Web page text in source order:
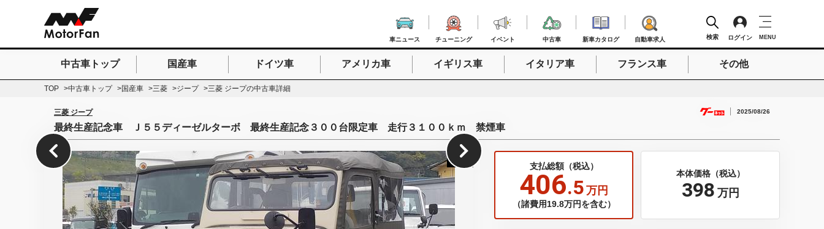
車ニュース チューニング イベント 中古車 新車カタログ 自動車求人 検索 ログイン MENU
検索したいキーワードを入力
中古車トップ 国産車 ドイツ車 アメリカ車 イギリス車 イタリア車 フランス車 その他
TOP 中古車トップ 国産車 三菱 ジープ 三菱 ジープの中古車詳細
三菱 ジープ 2025/08/26
最終生産記念車 Ｊ５５ディーゼルターボ 最終生産記念３００台限定車 走行３１００ｋｍ 禁煙車
27
支払総額（税込）
406.5 万円
（諸費用19.8万円を含む）
本体価格（税込）
398 万円